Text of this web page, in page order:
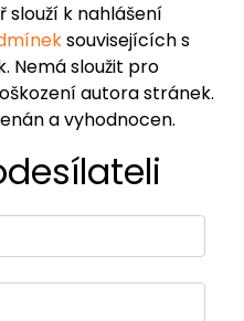
slouží k nahlášení
souvisejících s
Nemá sloužit pro
autora stránek.
a vyhodnocen.